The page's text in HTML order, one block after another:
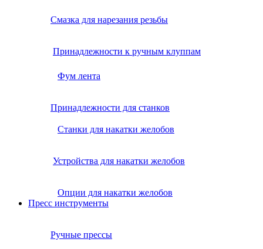
Смазка для нарезания резьбы
Принадлежности к ручным клуппам
Фум лента
Принадлежности для станков
Станки для накатки желобов
Устройства для накатки желобов
Опции для накатки желобов
Пресс инструменты
Ручные прессы